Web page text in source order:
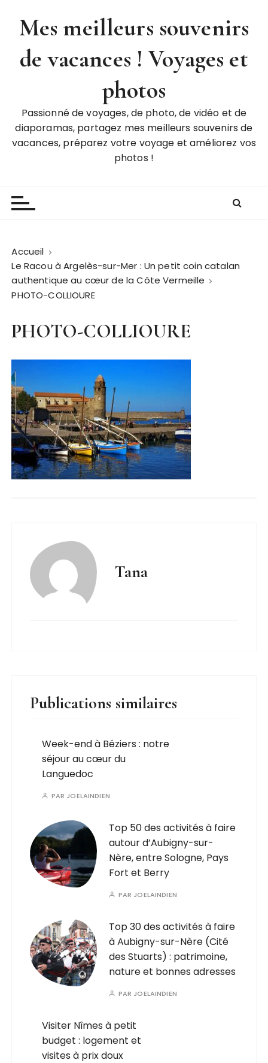
Mes meilleurs souvenirs
de vacances ! Voyages et
photos
Passionné de voyages, de photo, de vidéo et de
diaporamas, partagez mes meilleurs souvenirs de
vacances, préparez votre voyage et améliorez vos
photos !
Accueil
Le Racou à Argelès-sur-Mer : Un petit coin catalan
authentique au cœur de la Côte Vermeille
PHOTO-COLLIOURE
PHOTO-COLLIOURE
Tana
Publications similaires
Week-end à Béziers : notre
séjour au cœur du
Languedoc
PAR JOELAINDIEN
Top 50 des activités à faire
autour d’Aubigny-sur-
Nère, entre Sologne, Pays
Fort et Berry
PAR JOELAINDIEN
Top 30 des activités à faire
à Aubigny-sur-Nère (Cité
des Stuarts) : patrimoine,
nature et bonnes adresses
PAR JOELAINDIEN
Visiter Nîmes à petit
budget : logement et
visites à prix doux